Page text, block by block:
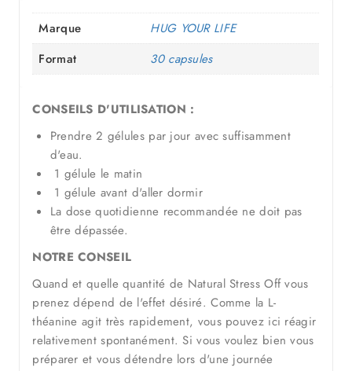
Marque
HUG YOUR LIFE
Format
30 capsules
CONSEILS D'UTILISATION :
Prendre 2 gélules par jour avec suffisamment
d'eau.
1 gélule le matin
1 gélule avant d'aller dormir
La dose quotidienne recommandée ne doit pas
être dépassée.
NOTRE CONSEIL
Quand et quelle quantité de Natural Stress Off vous
prenez dépend de l'effet désiré. Comme la L-
théanine agit très rapidement, vous pouvez ici réagir
relativement spontanément. Si vous voulez bien vous
préparer et vous détendre lors d'une journée